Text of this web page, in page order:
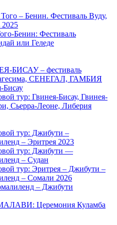
– Бенин. Фестиваль Вуду,
2025
Бенин: Фестиваль
или Геледе
БИСАУ – фестиваль
СЕНЕГАЛ, ГАМБИЯ
Бисау
тур: Гвинея-Бисау, Гвинея-
Сьерра-Леоне, Либерия
тур: Джибути –
– Эритрея 2023
тур: Джибути —
– Судан
тур: Эритрея – Джибути –
– Сомали 2026
– Джибути
Церемония Куламба